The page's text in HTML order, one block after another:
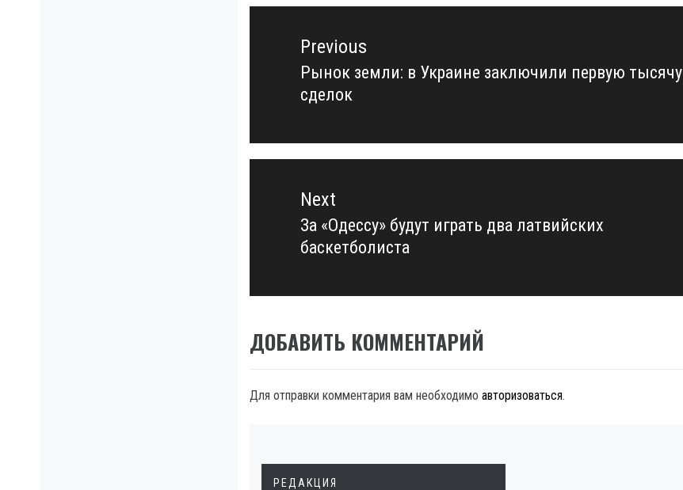
Навигация
записямPrevious
Previous
post:
Рынок земли: в Украине заключили первую тысячу
сделок
Next
Next
post:
За «Одессу» будут играть два латвийских
баскетболиста
ДОБАВИТЬ КОММЕНТАРИЙ
Для отправки комментария вам необходимо авторизоваться.
РЕДАКЦИЯ